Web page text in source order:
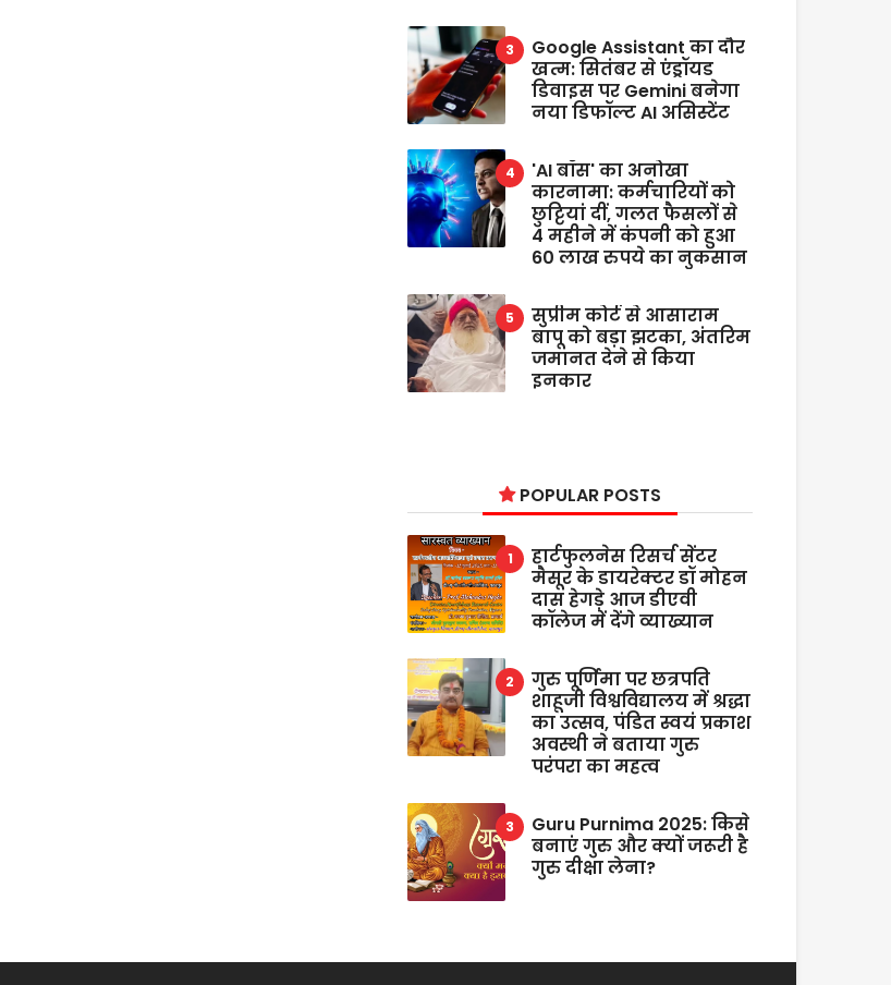
Google Assistant का दौर
खत्म: सितंबर से एंड्रॉयड
डिवाइस पर Gemini बनेगा
नया डिफॉल्ट AI असिस्टेंट
'AI बॉस' का अनोखा
कारनामा: कर्मचारियों को
छुट्टियां दीं, गलत फैसलों से
4 महीने में कंपनी को हुआ
60 लाख रुपये का नुकसान
सुप्रीम कोर्ट से आसाराम
बापू को बड़ा झटका, अंतरिम
जमानत देने से किया
इनकार
POPULAR POSTS
हार्टफुलनेस रिसर्च सेंटर
मैसूर के डायरेक्टर डॉ मोहन
दास हेगड़े आज डीएवी
कॉलेज में देंगे व्याख्यान
गुरु पूर्णिमा पर छत्रपति
शाहूजी विश्वविद्यालय में श्रद्धा
का उत्सव, पंडित स्वयं प्रकाश
अवस्थी ने बताया गुरु
परंपरा का महत्व
Guru Purnima 2025: किसे
बनाएं गुरु और क्यों जरूरी है
गुरु दीक्षा लेना?